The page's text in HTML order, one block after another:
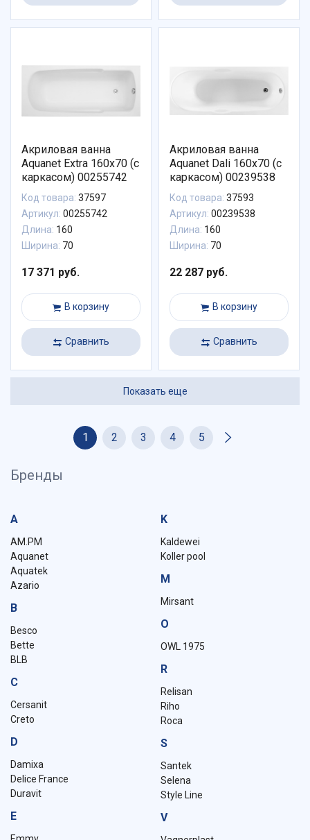
Акриловая ванна
Aquanet Extra 160x70 (с
каркасом) 00255742
Код товара: 37597
Артикул: 00255742
Длина: 160
Ширина: 70
17 371 руб.
В корзину
Сравнить
Акриловая ванна
Aquanet Dali 160x70 (с
каркасом) 00239538
Код товара: 37593
Артикул: 00239538
Длина: 160
Ширина: 70
22 287 руб.
В корзину
Сравнить
Показать еще
1 2 3 4 5
Бренды
A
AM.PM
Aquanet
Aquatek
Azario
B
Besco
Bette
BLB
C
Cersanit
Creto
D
Damixa
Delice France
Duravit
E
K
Kaldewei
Koller pool
M
Mirsant
O
OWL 1975
R
Relisan
Riho
Roca
S
Santek
Selena
Style Line
V